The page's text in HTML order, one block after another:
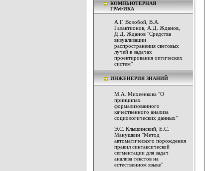
КОМПЬЮТЕРНАЯ
ГРАФИКА
А.Г. Волобой, В.А.
Галактионов, А.Д. Жданов,
Д.Д. Жданов "Средства
визуализации
распространения световых
лучей в задачах
проектирования оптических
систем"
ИНЖЕНЕРИЯ ЗНАНИЙ
М.А. Михеенкова "О
принципах
формализованного
качественного анализа
социологических данных"
Э.С. Клышинский, Е.С.
Манушкин "Метод
автоматического порождения
правил синтаксической
сегментации для задач
анализа текстов на
естественном языке"